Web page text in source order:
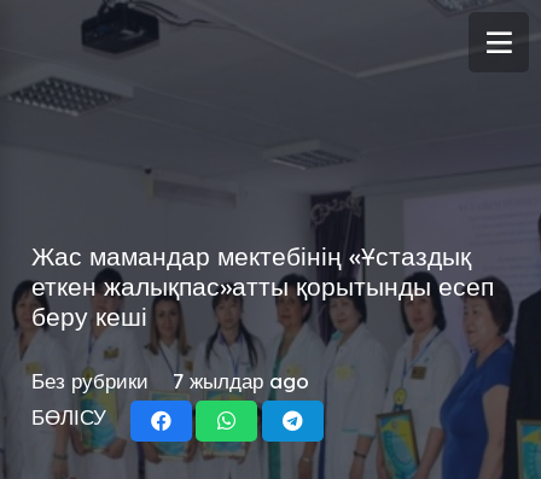
Жас мамандар мектебінің «Ұстаздық
еткен жалықпас»атты қорытынды есеп
беру кеші
Без рубрики
7 жылдар ago
БӨЛІСУ